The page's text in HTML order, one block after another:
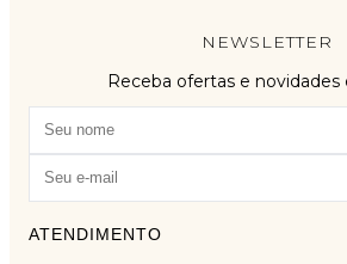
NEWSLETTER
Receba ofertas e novidades
ATENDIMENTO